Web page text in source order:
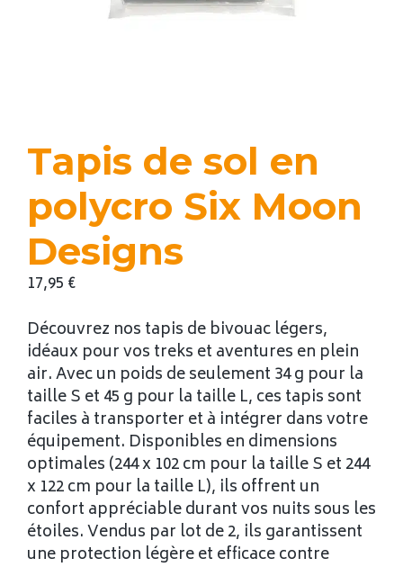
Tapis de sol en
polycro Six Moon
Designs
17,95 €
Découvrez nos tapis de bivouac légers,
idéaux pour vos treks et aventures en plein
air. Avec un poids de seulement 34 g pour la
taille S et 45 g pour la taille L, ces tapis sont
faciles à transporter et à intégrer dans votre
équipement. Disponibles en dimensions
optimales (244 x 102 cm pour la taille S et 244
x 122 cm pour la taille L), ils offrent un
confort appréciable durant vos nuits sous les
étoiles. Vendus par lot de 2, ils garantissent
une protection légère et efficace contre